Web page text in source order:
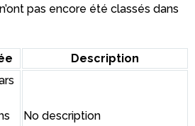
pas encore été classés dans
Description
No description